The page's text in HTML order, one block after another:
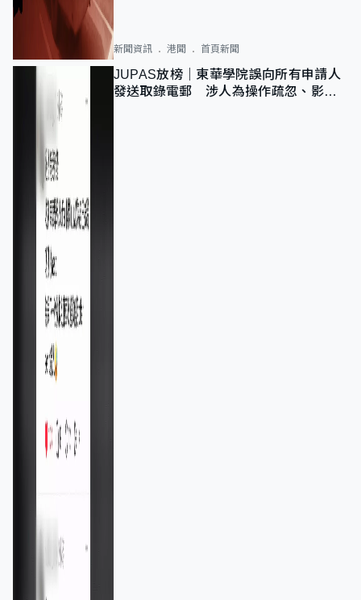
新聞資訊 港聞 首頁新聞
JUPAS放榜｜東華學院誤向所有申請人
發送取錄電郵 涉人為操作疏忽、影響